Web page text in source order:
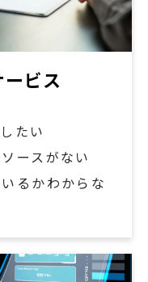
ビス
たい
ースがない
るかわからな